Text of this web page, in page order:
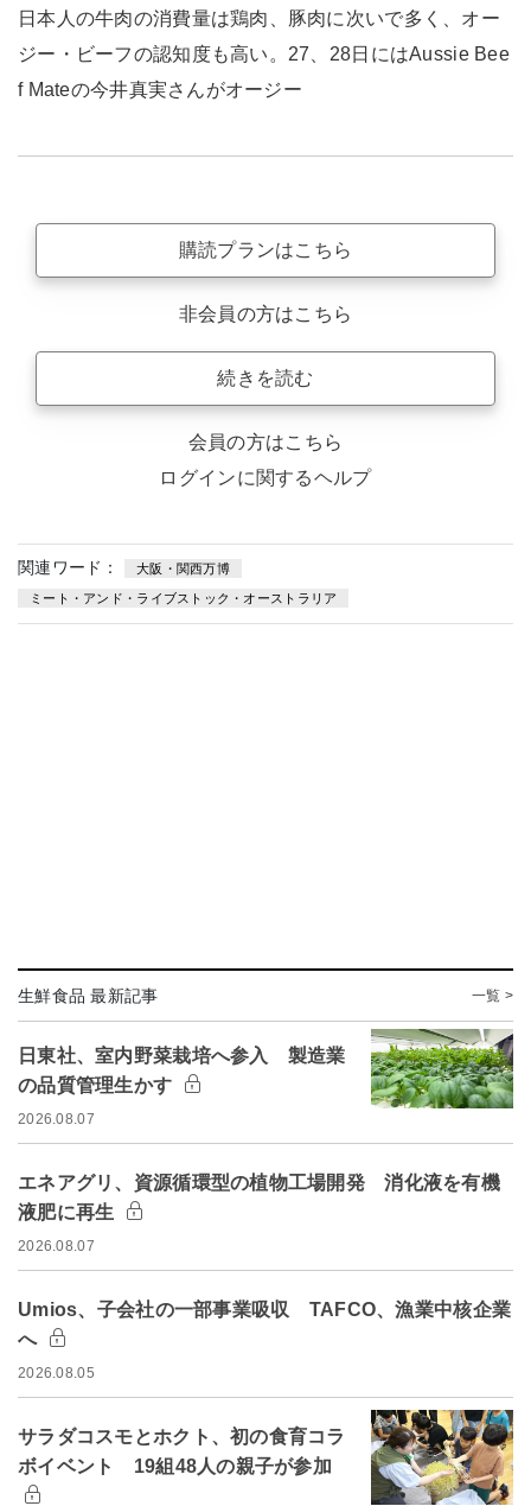
日本人の牛肉の消費量は鶏肉、豚肉に次いで多く、オー
ジー・ビーフの認知度も高い。27、28日にはAussie Bee
f Mateの今井真実さんがオージー
購読プランはこちら
非会員の方はこちら
続きを読む
会員の方はこちら
ログインに関するヘルプ
関連ワード： 大阪・関西万博
ミート・アンド・ライブストック・オーストラリア
生鮮食品 最新記事 一覧 >
日東社、室内野菜栽培へ参入 製造業
の品質管理生かす
2026.08.07
エネアグリ、資源循環型の植物工場開発 消化液を有機
液肥に再生
2026.08.07
Umios、子会社の一部事業吸収 TAFCO、漁業中核企業
へ
2026.08.05
サラダコスモとホクト、初の食育コラ
ボイベント 19組48人の親子が参加